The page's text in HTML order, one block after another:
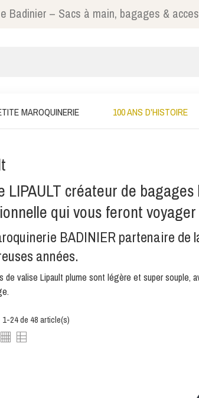
Badinier – Sacs à main, bagages &
MAROQUINERIE 100 ANS D'HISTOIRE
LIPAULT créateur de
qui vous feront
BADINIER partenaire de
années.
de valise Lipault plume sont légère et super souple,
24 de 48 article(s)